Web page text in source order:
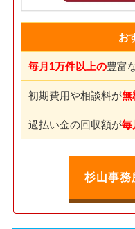
お
毎月1万件以上の豊富
初期費用や相談料が無
過払い金の回収額が毎
杉山事務